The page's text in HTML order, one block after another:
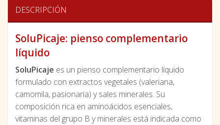
DESCRIPCIÓN
SoluPicaje: pienso complementario
líquido
SoluPicaje es un pienso complementario líquido
formulado con extractos vegetales (valeriana,
camomila, pasionaria) y sales minerales. Su
composición rica en aminoácidos esenciales,
vitaminas del grupo B y minerales está indicada como